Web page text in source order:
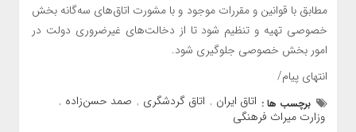
مطابق با قوانین و مقررات موجود و با مشورت اتاق‌های سه‌گانه بخش
خصوصی تهیه و تنظیم شود تا از دخالت‌های غیرضروری دولت در
امور بخش خصوصی جلوگیری شود.
انتهای پیام/
برچسب ها : اتاق ایران , اتاق گردشگری , صمد حسن‌زاده ,
وزارت میراث فرهنگی